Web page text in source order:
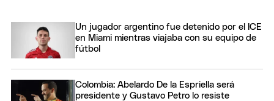
Un jugador argentino fue detenido por el ICE
en Miami mientras viajaba con su equipo de
fútbol
Colombia: Abelardo De la Espriella será
presidente y Gustavo Petro lo resiste